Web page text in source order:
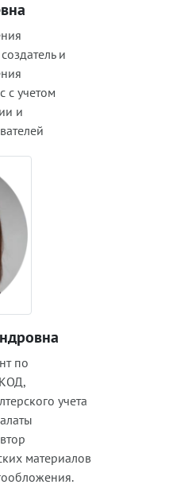
и
с учетом
и
по
учета
материалов